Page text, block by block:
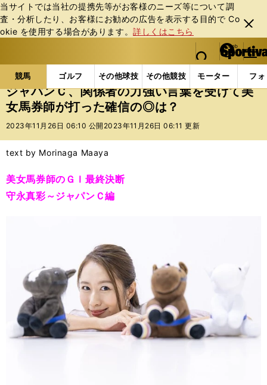
当サイトでは当社の提携先等がお客様のニーズ等について調
査・分析したり、お客様にお勧めの広告を表⽰する⽬的で Co
okie を使⽤する場合があります。詳しくはこちら
閉じ
る
web Sportiva (webスポルティーバ)
検索
マイペ
ー
ジ
メニュ
競馬 ゴルフ その他球技 その他競技 モーター フ
b
ス
ポ
ル
バ
競馬の記事一覧 競馬 ジャパンＣ、関係者の力強い
ジャパンＣ、関係者の力強い言葉を受けて美
女馬券師が打った確信の◎は？
2023年11月26日 06:10 公開 2023年11月26日 06:11 更新
text by Morinaga Maaya
美女馬券師のＧＩ最終決断
守永真彩～ジャパンＣ編